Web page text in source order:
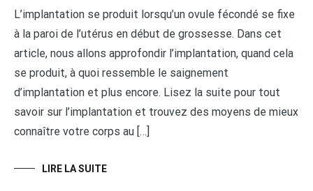
L’implantation se produit lorsqu’un ovule fécondé se fixe
à la paroi de l’utérus en début de grossesse. Dans cet
article, nous allons approfondir l’implantation, quand cela
se produit, à quoi ressemble le saignement
d’implantation et plus encore. Lisez la suite pour tout
savoir sur l’implantation et trouvez des moyens de mieux
connaître votre corps au […]
LIRE LA SUITE